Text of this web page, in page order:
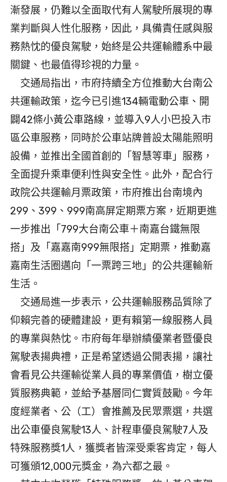
漸發展，仍難以全面取代有人駕駛所展現的專
業判斷與人性化服務，因此，具備責任感與服
務熱忱的優良駕駛，始終是公共運輸體系中最
關鍵、也最值得珍視的力量。
交通局指出，市府持續全方位推動大台南公
共運輸政策，迄今已引進134輛電動公車、開
闢42條小黃公車路線，並導入9人小巴投入市
區公車服務，同時於公車站牌普設太陽能照明
設備，並推出全國首創的「智慧等車」服務，
全面提升乘車便利性與安全性。此外，配合行
政院公共運輸月票政策，市府推出台南境內
299、399、999南高屏定期票方案，近期更進
一步推出「799大台南公車＋南嘉台鐵無限
搭」及「嘉嘉南999無限搭」定期票，推動嘉
嘉南生活圈邁向「一票跨三地」的公共運輸新
生活。
交通局進一步表示，公共運輸服務品質除了
仰賴完善的硬體建設，更有賴第一線服務人員
的專業與熱忱。市府每年舉辦績優業者暨優良
駕駛表揚典禮，正是希望透過公開表揚，讓社
會看見公共運輸從業人員的專業價值，樹立優
質服務典範，並給予基層同仁實質鼓勵。今年
度經業者、公（工）會推薦及民眾票選，共選
出公車優良駕駛13人、計程車優良駕駛7人及
特殊服務獎1人，獲獎者皆深受乘客肯定，每人
可獲頒12,000元獎金，為六都之最。